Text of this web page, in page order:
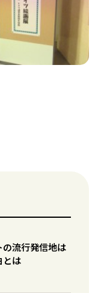
の流行発信地は
とは